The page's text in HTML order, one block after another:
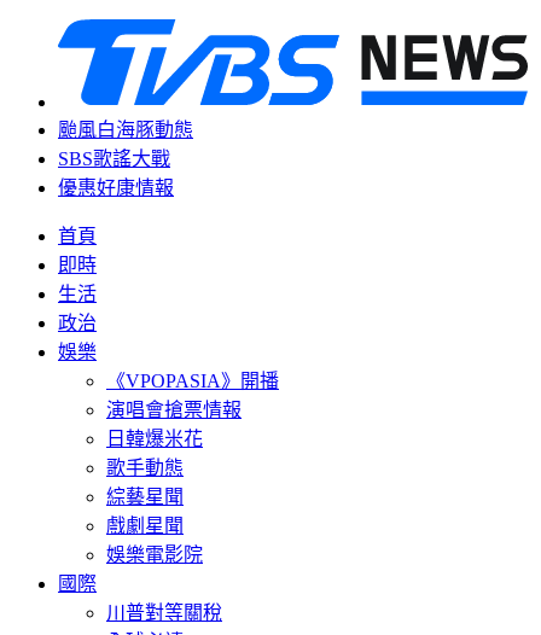
颱風白海豚動態
SBS歌謠大戰
優惠好康情報
首頁
即時
生活
政治
娛樂
《VPOPASIA》開播
演唱會搶票情報
日韓爆米花
歌手動態
綜藝星聞
戲劇星聞
娛樂電影院
國際
川普對等關稅